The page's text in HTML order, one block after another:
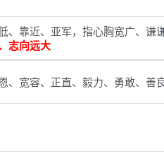
、靠近、亚军，指心胸宽广、谦
志向远大
、宽容、正直、毅力、勇敢、善